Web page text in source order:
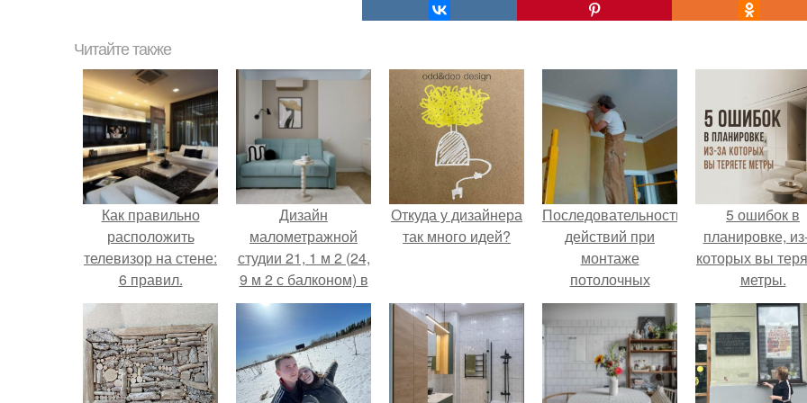
Читайте также
Как правильно
расположить
телевизор на стене:
6 правил.
Дизайн
малометражной
студии 21, 1 м 2 (24,
9 м 2 с балконом) в
Краснодаре.
Откуда у дизайнера
так много идей?
Последовательность
действий при
монтаже
потолочных
плинтусов:
5 ошибок в
планировке,
которых вы
метры.